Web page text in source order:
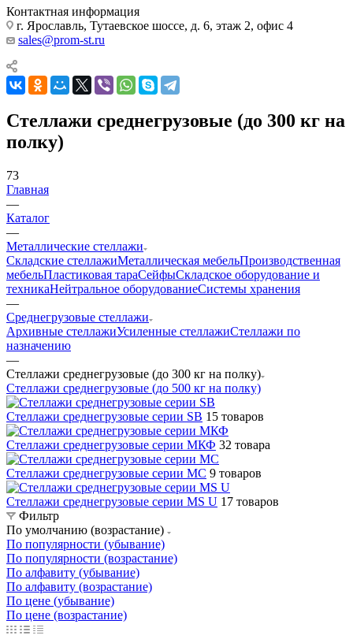
Контактная информация
г. Ярославль, Тутаевское шоссе, д. 6, этаж 2, офис 4
sales@prom-st.ru
Стеллажи среднегрузовые (до 300 кг на
полку)
73
Главная
—
Каталог
—
Металлические стеллажи
Складские стеллажиМеталлическая мебельПроизводственная
мебельПластиковая тараСейфыСкладское оборудование и
техникаНейтральное оборудованиеСистемы хранения
—
Среднегрузовые стеллажи
Архивные стеллажиУсиленные стеллажиСтеллажи по
назначению
—
Стеллажи среднегрузовые (до 300 кг на полку)
Стеллажи среднегрузовые (до 500 кг на полку)
Стеллажи среднегрузовые серии SB 15 товаров
Стеллажи среднегрузовые серии МКФ 32 товара
Стеллажи среднегрузовые серии МС 9 товаров
Стеллажи среднегрузовые серии MS U 17 товаров
Фильтр
По умолчанию (возрастание)
По популярности (убывание)
По популярности (возрастание)
По алфавиту (убывание)
По алфавиту (возрастание)
По цене (убывание)
По цене (возрастание)